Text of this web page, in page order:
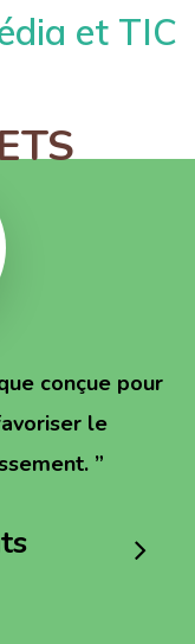
et TIC
conçue pour
le
”